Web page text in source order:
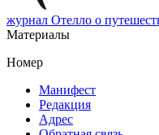
журнал Отелло о
Материалы
Номер
Манифест
Редакция
Адрес